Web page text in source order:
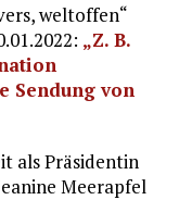
weltoffen“
„Z. B.
Sendung von
als Präsidentin
Meerapfel